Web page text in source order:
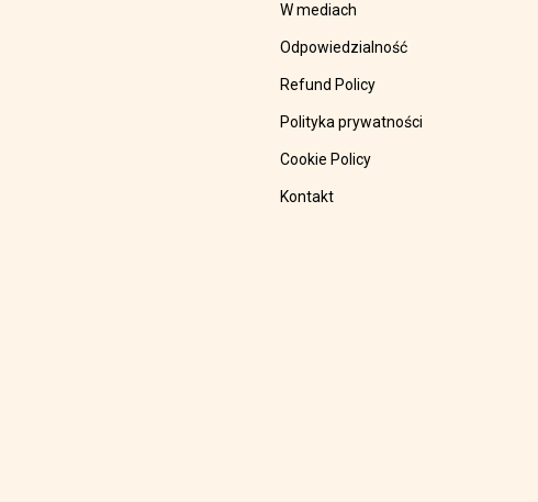
W mediach
Odpowiedzialność
Refund Policy
Polityka prywatności
Cookie Policy
Kontakt